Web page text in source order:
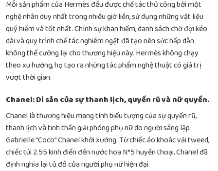
Mỗi sản phẩm của Hermès đều được chế tác thủ công bởi một
nghệ nhân duy nhất trong nhiều giờ liền, sử dụng những vật liệu
quý hiếm và tốt nhất. Chính sự khan hiếm, danh sách chờ đợi kéo
dài và quy trình chế tác nghiêm ngặt đã tạo nên sức hấp dẫn
không thể cưỡng lại cho thương hiệu này. Hermès không chạy
theo xu hướng, họ tạo ra những tác phẩm nghệ thuật có giá trị
vượt thời gian.
Chanel: Di sản của sự thanh lịch, quyến rũ và nữ quyền.
Chanel là thương hiệu mang tính biểu tượng của sự quyến rũ,
thanh lịch và tinh thần giải phóng phụ nữ do người sáng lập
Gabrielle “Coco” Chanel khởi xướng. Từ chiếc áo khoác vải tweed,
chiếc túi 2.55 kinh điển đến nước hoa N°5 huyền thoại, Chanel đã
định nghĩa lại tủ đồ của người phụ nữ hiện đại.